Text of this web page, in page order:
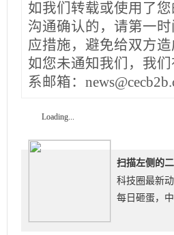
如我们转载或使用了
沟通确认的，请第一
应措施，避免给双方
如您未通知我们，我
系邮箱：
Loading...
扫描左侧的
科技圈最新
每日砸蛋，